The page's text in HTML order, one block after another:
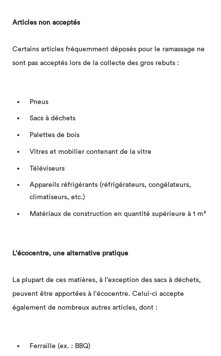
Articles non acceptés
Certains articles fréquemment déposés pour le ramassage ne
sont pas acceptés lors de la collecte des gros rebuts :
Pneus
Sacs à déchets
Palettes de bois
Vitres et mobilier contenant de la vitre
Téléviseurs
Appareils réfrigérants (réfrigérateurs, congélateurs,
climatiseurs, etc.)
Matériaux de construction en quantité supérieure à 1 m³
L'écocentre, une alternative pratique
La plupart de ces matières, à l'exception des sacs à déchets,
peuvent être apportées à l'écocentre. Celui-ci accepte
également de nombreux autres articles, dont :
Ferraille (ex. : BBQ)